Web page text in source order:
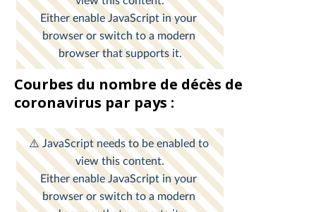
Courbes du nombre de décès de
coronavirus par pays :